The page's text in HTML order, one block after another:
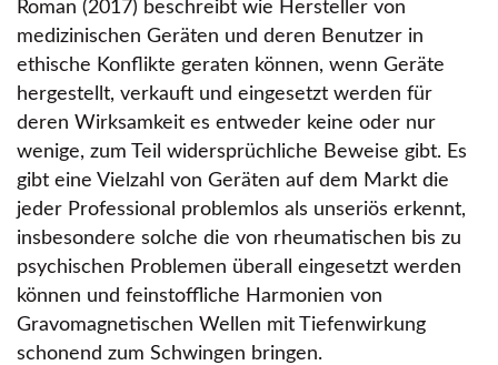
Roman (2017) beschreibt wie Hersteller von
medizinischen Geräten und deren Benutzer in
ethische Konflikte geraten können, wenn Geräte
hergestellt, verkauft und eingesetzt werden für
deren Wirksamkeit es entweder keine oder nur
wenige, zum Teil widersprüchliche Beweise gibt. Es
gibt eine Vielzahl von Geräten auf dem Markt die
jeder Professional problemlos als unseriös erkennt,
insbesondere solche die von rheumatischen bis zu
psychischen Problemen überall eingesetzt werden
können und feinstoffliche Harmonien von
Gravomagnetischen Wellen mit Tiefenwirkung
schonend zum Schwingen bringen.